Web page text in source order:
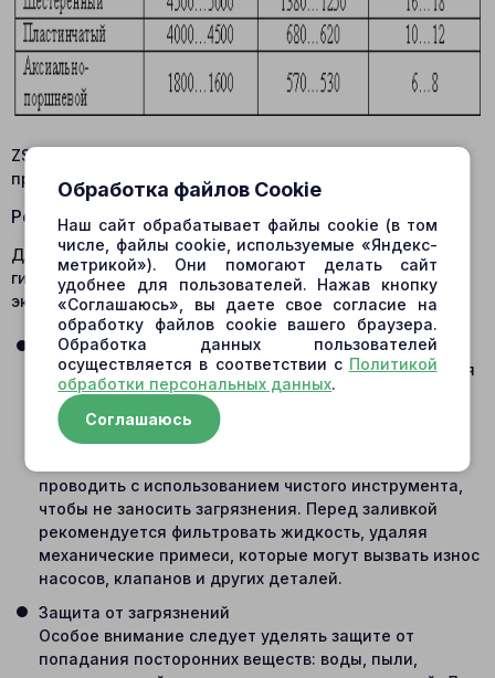
ZSK.13.1 Значения вязкости при крайних температурных
пределах
Рекомендации по эксплуатации
Для обеспечения длительной и надежной работы
гидросистемы крайне важно соблюдать правила
эксплуатации рабочей жидкости.
Правила заправки и обслуживания
В первую очередь необходимо избегать смешивания
свежей и отработанной жидкости, так как это
приводит к снижению её смазывающих и
антикоррозионных свойств. Все операции по
проводить с использованием чистого инструмента,
чтобы не заносить загрязнения. Перед заливкой
рекомендуется фильтровать жидкость, удаляя
механические примеси, которые могут вызвать износ
насосов, клапанов и других деталей.
Защита от загрязнений
Особое внимание следует уделять защите от
попадания посторонних веществ: воды, пыли,
Обработка файлов Cookie
Наш сайт обрабатывает файлы cookie (в том
числе, файлы cookie, используемые «Яндекс-
метрикой»). Они помогают делать сайт
удобнее для пользователей. Нажав кнопку
«Соглашаюсь», вы даете свое согласие на
обработку файлов cookie вашего браузера.
Обработка данных пользователей
осуществляется в соответствии с Политикой
обработки персональных данных.
Соглашаюсь